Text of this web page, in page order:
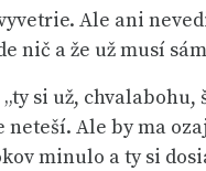
Ale ani
nič a že už musí
si už,
Ale by ma
minulo a ty si